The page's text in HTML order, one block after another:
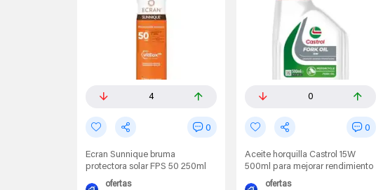
4
0
Ecran Sunnique bruma
protectora solar FPS 50 250ml
ofertas
0
0
Aceite horquilla Castrol 15W
500ml para mejorar rendimiento
ofertas